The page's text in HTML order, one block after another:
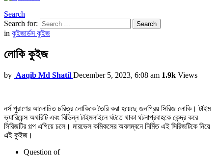
Search
Search for:
Search
in কুইজার্ডস কুইজ
লোকি কুইজ
by Aaqib Md Shatil December 5, 2023, 6:08 am 1.9k Views
নর্স পুরাণের আলোচিত চরিত্র লোকিকে তৈরি করা হয়েছে জনপ্রিয় সিরিজ লোকি। টাইম
ভ্যারিয়েন্স অথরিটি এবং বিভিন্ন টাইমলাইনে ঘটতে থাকা ঘটনাপ্রবাহকে কেন্দ্র করে
সিরিজটির গল্প এগিয়ে চলে। মারভেল কমিকসের অবলম্বনে নির্মিত এই সিরিজটিকে নিয়ে
এই কুইজ।
Question of